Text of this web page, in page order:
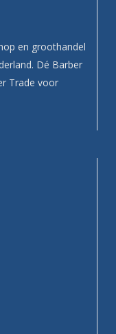
en groothandel
Dé Barber
Trade voor